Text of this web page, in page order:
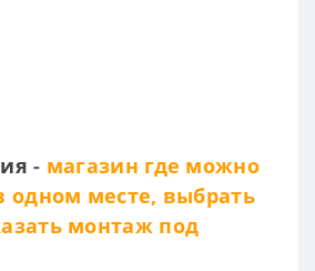
- магазин где можно
одном месте, выбрать
монтаж под